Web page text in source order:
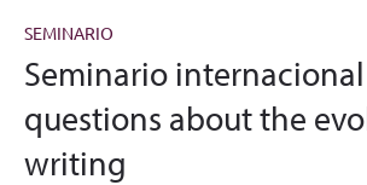
SEMINARIO
Seminario
questions about the
writing